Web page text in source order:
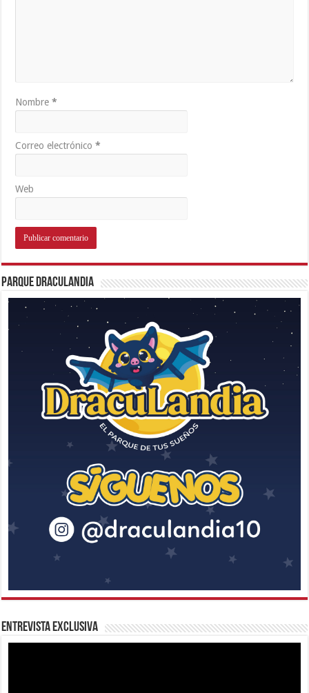
Nombre*
Correo electrónico*
Web
Parque Draculandia
Entrevista Exclusiva